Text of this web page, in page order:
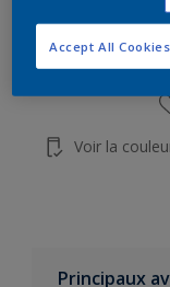
Voir la
Principaux
Accept All Cookies